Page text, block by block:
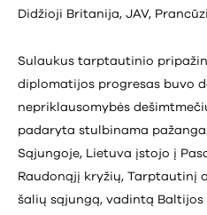
Didžioji Britanija, JAV,
Sulaukus tarptautinio
diplomatijos progresas buvo
nepriklausomybės
padaryta stulbinama
Sąjungoje, Lietuva įstojo į
Raudonąjį kryžių, Tarptautinį
šalių sąjungą, vadintą